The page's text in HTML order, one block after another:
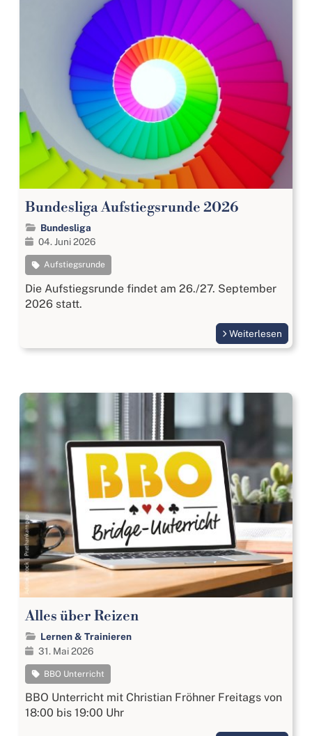
Bundesliga Aufstiegsrunde 2026
Bundesliga
04. Juni 2026
Aufstiegsrunde
Die Aufstiegsrunde findet am 26./27. September
2026 statt.
Weiterlesen
Alles über Reizen
Lernen & Trainieren
31. Mai 2026
BBO Unterricht
BBO Unterricht mit Christian Fröhner Freitags von
18:00 bis 19:00 Uhr